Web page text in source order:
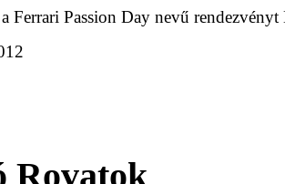
Ferrari Passion Day nevű
Rovatok